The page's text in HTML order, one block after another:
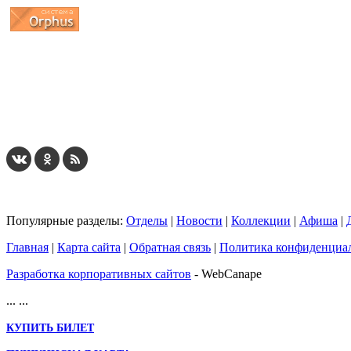
Популярные разделы: Отделы | Новости | Коллекции | Афиша |
Главная | Карта сайта | Обратная связь | Политика
Разработка корпоративных сайтов - WebCanape
... ...
КУПИТЬ БИЛЕТ